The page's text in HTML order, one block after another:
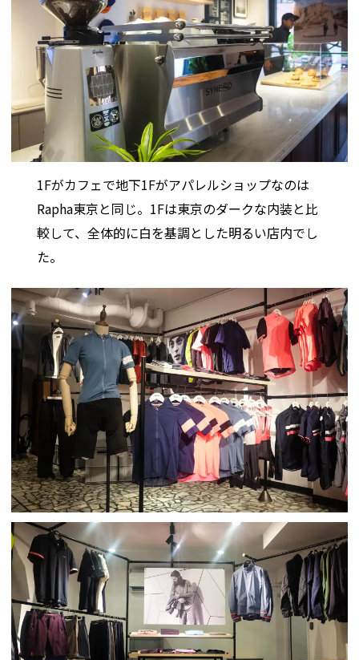
1Fがカフェで地下1Fがアパレルショップなのは
Rapha東京と同じ。1Fは東京のダークな内装と比
較して、全体的に白を基調とした明るい店内でし
た。